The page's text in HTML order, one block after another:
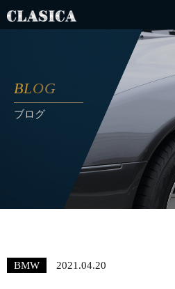
BLOG
ブログ
BMW 2021.04.20